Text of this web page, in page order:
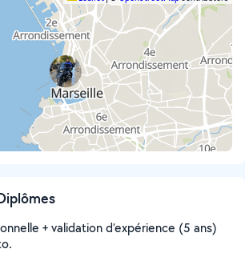
+ validation d’expérience (5 ans)